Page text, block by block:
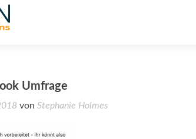
Umfrage
von Stephanie Holmes